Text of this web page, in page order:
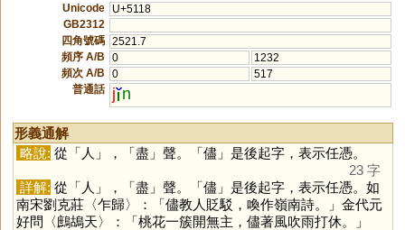
Unicode
U+5118
GB2312
四角號碼 2521.7
頻序 A/B
0
1232
頻次 A/B
0
517
普通話
j n
形義通解
略說: 從「 人 」，「盡 」聲。「儘」是後起字，表示任憑。
23 字
詳解: 從「 人 」，「盡 」聲。「儘」是後起字，表示任憑。如
南宋劉克莊〈乍歸〉：「儘教人貶駁，喚作嶺南詩。」金代元
好問〈鷓鴣天〉：「桃花一簇開無主，儘著風吹雨打休。」